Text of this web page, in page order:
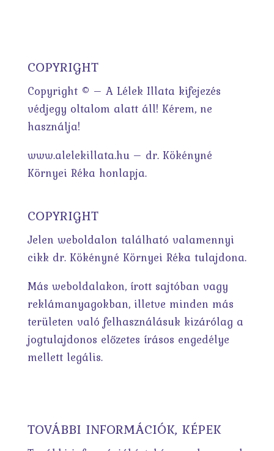
COPYRIGHT
Copyright © – A Lélek Illata kifejezés
védjegy oltalom alatt áll! Kérem, ne
használja!
www.alelekillata.hu – dr. Kökényné
Környei Réka honlapja.
COPYRIGHT
Jelen weboldalon található valamennyi
cikk dr. Kökényné Környei Réka tulajdona.
Más weboldalakon, írott sajtóban vagy
reklámanyagokban, illetve minden más
területen való felhasználásuk kizárólag a
jogtulajdonos előzetes írásos engedélye
mellett legális.
TOVÁBBI INFORMÁCIÓK, KÉPEK